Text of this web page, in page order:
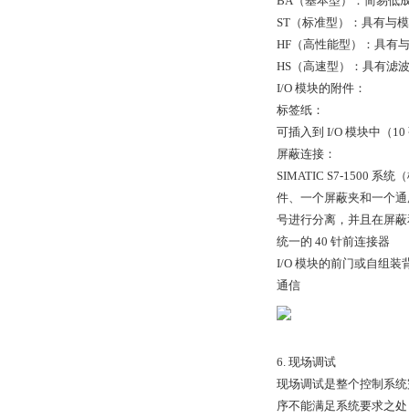
ST（标准型）：具有与
HF（高性能型）：具有
HS（高速型）：具有滤
I/O 模块的附件：
标签纸：
可插入到 I/O 模块中（
屏蔽连接：
SIMATIC S7-1500 系统
件、一个屏蔽夹和一个
号进行分离，并且在屏
统一的 40 针前连接器
I/O 模块的前门或自组装
通信
6. 现场调试
现场调试是整个控制系
序不能满足系统要求之